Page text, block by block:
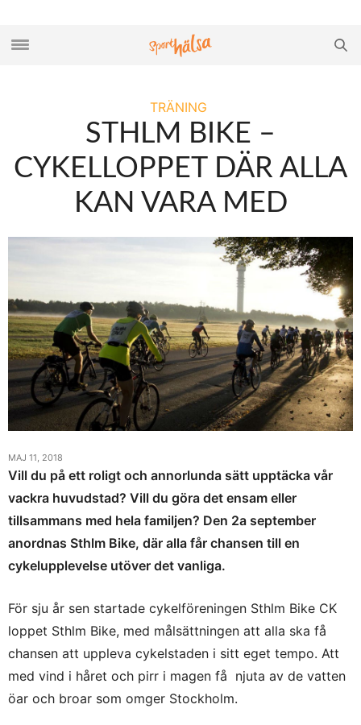
TRÄNING
STHLM BIKE –
CYKELLOPPET DÄR ALLA
KAN VARA MED
MAJ 11, 2018
Vill du på ett roligt och annorlunda sätt upptäcka vår
vackra huvudstad? Vill du göra det ensam eller
tillsammans med hela familjen? Den 2a september
anordnas Sthlm Bike, där alla får chansen till en
cykelupplevelse utöver det vanliga.
För sju år sen startade cykelföreningen Sthlm Bike CK
loppet Sthlm Bike, med målsättningen att alla ska få
chansen att uppleva cykelstaden i sitt eget tempo. Att
med vind i håret och pirr i magen få njuta av de vatten
öar och broar som omger Stockholm.